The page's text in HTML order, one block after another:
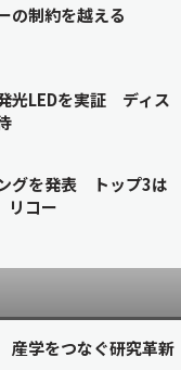
の制約を越える
光LEDを実証 ディス
グを発表 トップ3は
リコー
産学をつなぐ研究革新